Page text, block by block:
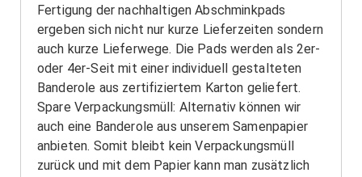
Fertigung der nachhaltigen Abschminkpads
ergeben sich nicht nur kurze Lieferzeiten sondern
auch kurze Lieferwege. Die Pads werden als 2er-
oder 4er-Seit mit einer individuell gestalteten
Banderole aus zertifiziertem Karton geliefert.
Spare Verpackungsmüll: Alternativ können wir
auch eine Banderole aus unserem Samenpapier
anbieten. Somit bleibt kein Verpackungsmüll
zurück und mit dem Papier kann man zusätzlich